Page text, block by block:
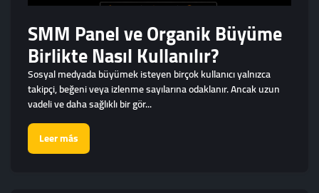
SMM Panel ve Organik Büyüme
Birlikte Nasıl Kullanılır?
Sosyal medyada büyümek isteyen birçok kullanıcı yalnızca
takipçi, beğeni veya izlenme sayılarına odaklanır. Ancak uzun
vadeli ve daha sağlıklı bir gör...
Leer más